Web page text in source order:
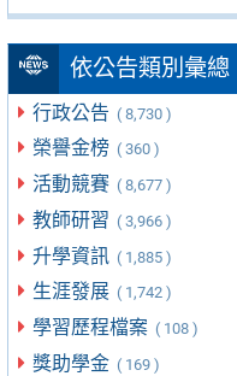
依公告類別彙總
行政公告 ( 8,730 )
榮譽金榜 ( 360 )
活動競賽 ( 8,677 )
教師研習 ( 3,966 )
升學資訊 ( 1,885 )
生涯發展 ( 1,742 )
學習歷程檔案 ( 108 )
獎助學金 ( 169 )